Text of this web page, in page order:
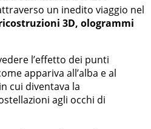
un inedito viaggio nel
3D, ologrammi
l’effetto dei punti
appariva all’alba e al
cui diventava la
agli occhi di